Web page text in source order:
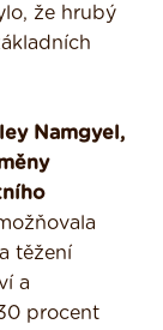
že hrubý
Namgyel,
těžení
a
procent